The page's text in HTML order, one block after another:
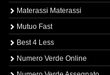
Materassi Materassi
Mutuo Fast
Best 4 Less
Numero Verde Online